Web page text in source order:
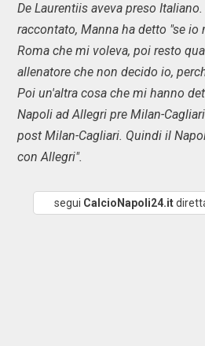
De Laurentiis aveva preso
raccontato, Manna ha detto "se io
Roma che mi voleva, poi resto
allenatore che non decido io,
Poi un'altra cosa che mi hanno
Napoli ad Allegri pre Milan-
post Milan-Cagliari. Quindi il
con Allegri".
segui CalcioNapoli24.it